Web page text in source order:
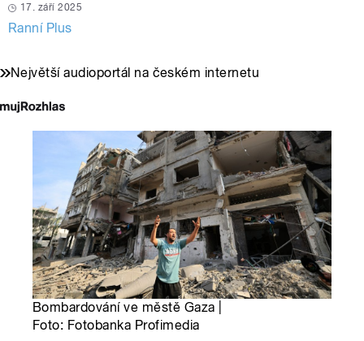
17. září 2025
Ranní Plus
Největší audioportál na českém internetu
Bombardování ve městě Gaza |
Foto: Fotobanka Profimedia